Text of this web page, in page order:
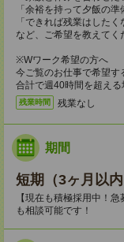
「余裕を持って夕飯の準
「できれば残業はしたく
など、ご希望を教えてく
※Wワーク希望の方へ
今ご覧のお仕事で希望す
合計で週40時間を超える
残業時間 残業なし
期間
短期（3ヶ月以内
【現在も積極採用中！
も相談可能です！